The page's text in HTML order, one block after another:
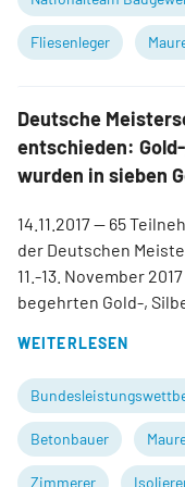
Fliesenleger
Deutsche
entschieden:
wurden in sieben
14.11.2017— 65
der Deutschen
11.-13. November
begehrten Gold-,
WEITERLESEN
Betonbauer
Zimmerer